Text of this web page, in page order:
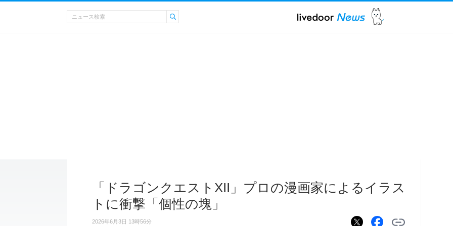
「ドラゴンクエストXII」プロの漫画家によるイラス
トに衝撃「個性の塊」
2026年6月3日 13時56分